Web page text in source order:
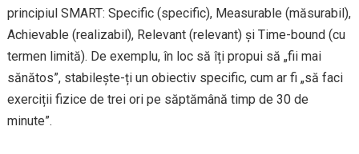
principiul SMART: Specific (specific), Measurable (măsurabil),
Achievable (realizabil), Relevant (relevant) și Time-bound (cu
termen limită). De exemplu, în loc să îți propui să „fii mai
sănătos”, stabilește-ți un obiectiv specific, cum ar fi „să faci
exerciții fizice de trei ori pe săptămână timp de 30 de
minute”.